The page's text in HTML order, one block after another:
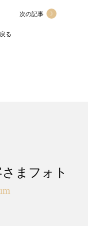
る
次の記事
まフォト